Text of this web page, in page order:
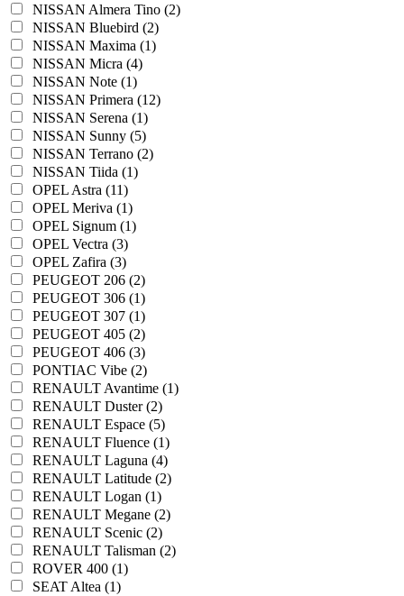
NISSAN Almera Tino (2)
NISSAN Bluebird (2)
NISSAN Maxima (1)
NISSAN Micra (4)
NISSAN Note (1)
NISSAN Primera (12)
NISSAN Serena (1)
NISSAN Sunny (5)
NISSAN Terrano (2)
NISSAN Tiida (1)
OPEL Astra (11)
OPEL Meriva (1)
OPEL Signum (1)
OPEL Vectra (3)
OPEL Zafira (3)
PEUGEOT 206 (2)
PEUGEOT 306 (1)
PEUGEOT 307 (1)
PEUGEOT 405 (2)
PEUGEOT 406 (3)
PONTIAC Vibe (2)
RENAULT Avantime (1)
RENAULT Duster (2)
RENAULT Espace (5)
RENAULT Fluence (1)
RENAULT Laguna (4)
RENAULT Latitude (2)
RENAULT Logan (1)
RENAULT Megane (2)
RENAULT Scenic (2)
RENAULT Talisman (2)
ROVER 400 (1)
SEAT Altea (1)